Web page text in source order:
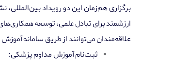
برگزاری هم‌زمان این دو رویداد
ارزشمند برای تبادل علمی، توسعه
علاقه‌مندان می‌توانند از طریق سامانه
ثبت‌نام آموزش مداوم پزشکی: